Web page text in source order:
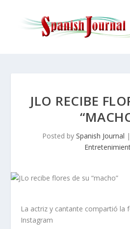
JLO RECIBE
Posted by Spanish Journal |
La actriz y cantante compartió la
Instagram